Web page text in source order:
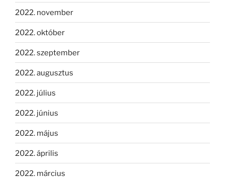
2022. november
2022. október
2022. szeptember
2022. augusztus
2022. július
2022. június
2022. május
2022. április
2022. március